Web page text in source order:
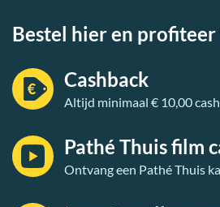
Bestel hier en profiteer
Cashback
Altijd minimaal € 10,00
Pathé Thuis film
Ontvang een Pathé Thuis